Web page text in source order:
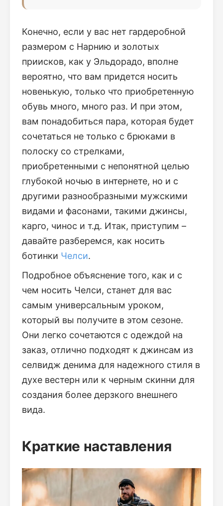
Конечно, если у вас нет гардеробной
размером с Нарнию и золотых
приисков, как у Эльдорадо, вполне
вероятно, что вам придется носить
новенькую, только что приобретенную
обувь много, много раз. И при этом,
вам понадобиться пара, которая будет
сочетаться не только с брюками в
полоску со стрелками,
приобретенными с непонятной целью
глубокой ночью в интернете, но и с
другими разнообразными мужскими
видами и фасонами, такими джинсы,
карго, чинос и т.д. Итак, приступим –
давайте разберемся, как носить
ботинки Челси.
Подробное объяснение того, как и с
чем носить Челси, станет для вас
самым универсальным уроком,
который вы получите в этом сезоне.
Они легко сочетаются с одеждой на
заказ, отлично подходят к джинсам из
селвидж денима для надежного стиля в
духе вестерн или к черным скинни для
создания более дерзкого внешнего
вида.
Краткие наставления